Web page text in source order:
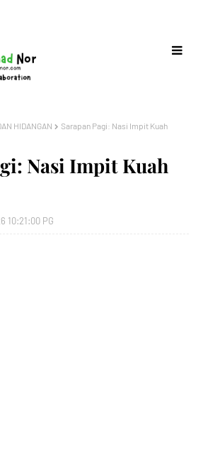
HIDANGAN
Sarapan Pagi: Nasi Impit Kuah
Nasi Impit Kuah
10:21:00 PG